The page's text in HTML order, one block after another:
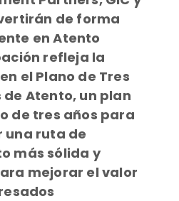
de forma
en Atento
refleja la
el Plano de Tres
de Atento, un plan
de tres años para
una ruta de
más sólida y
mejorar el valor